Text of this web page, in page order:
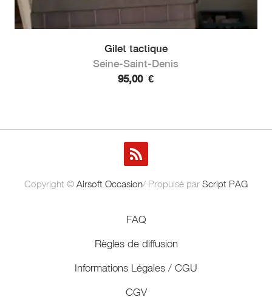
Gilet tactique
Seine-Saint-Denis
95,00 €
Copyright © Airsoft Occasion/ Propulsé par Script PAG
FAQ
Règles de diffusion
Informations Légales / CGU
CGV